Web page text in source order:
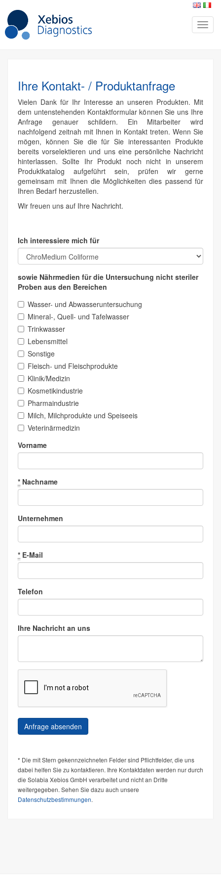
Ihre Kontakt- / Produktanfrage
Vielen Dank für Ihr Interesse an unseren Produkten. Mit
dem untenstehenden Kontaktformular können Sie uns Ihre
Anfrage genauer schildern. Ein Mitarbeiter wird
nachfolgend zeitnah mit Ihnen in Kontakt treten. Wenn Sie
mögen, können Sie die für Sie interessanten Produkte
bereits vorselektieren und uns eine persönliche Nachricht
hinterlassen. Sollte Ihr Produkt noch nicht in unserem
Produktkatalog aufgeführt sein, prüfen wir gerne
gemeinsam mit Ihnen die Möglichkeiten dies passend für
Ihren Bedarf herzustellen.
Wir freuen uns auf Ihre Nachricht.
Ich interessiere mich für
sowie Nährmedien für die Untersuchung nicht steriler
Proben aus den Bereichen
Wasser- und Abwasseruntersuchung
Mineral-, Quell- und Tafelwasser
Trinkwasser
Lebensmittel
Sonstige
Fleisch- und Fleischprodukte
Klinik/Medizin
Kosmetikindustrie
Pharmaindustrie
Milch, Milchprodukte und Speiseeis
Veterinärmedizin
Vorname
* Nachname
Unternehmen
* E-Mail
Telefon
Ihre Nachricht an uns
* Die mit Stern gekennzeichneten Felder sind Pflichtfelder, die uns
dabei helfen Sie zu kontaktieren. Ihre Kontaktdaten werden nur durch
die Solabia Xebios GmbH verarbeitet und nicht an Dritte
weitergegeben. Sehen Sie dazu auch unsere
Datenschutzbestimmungen.